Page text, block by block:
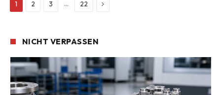
1 2 3 … 22 Next
NICHT VERPASSEN